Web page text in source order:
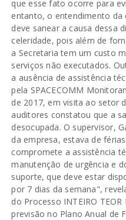
que esse fato ocorre para
entanto, o entendimento da
deve sanear a causa dessa
celeridade, pois além de
a Secretaria tem um custo
serviços não executados.
a ausência de assistência
pela SPACECOMM
de 2017, em visita ao setor
auditores constatou que a
desocupada. O supervisor,
da empresa, estava de
compromete a assistência
manutenção de urgência e
suporte, que deve estar
por 7 dias da semana",
do Processo INTEIRO
previsão no Plano Anual de